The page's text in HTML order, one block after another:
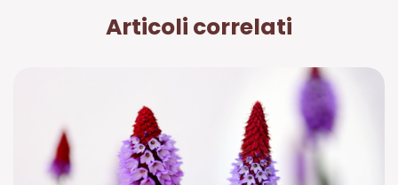
Articoli correlati